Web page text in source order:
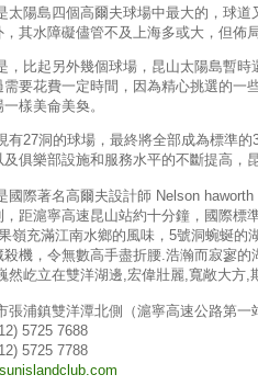
島四個高爾夫球場中最大的，球道
其水障礙儘管不及上海多或大，但佈
起另外幾個球場，昆山太陽島暫時
要花費一定時間，因為精心挑選的一
樣美侖美奐。
洞的球場，最終將全部成為標準的
俱樂部設施和服務水平的不斷提高，
著名高爾夫設計師 Nelson haworth
距滬寧高速昆山站約十分鐘，國際標
嶺充滿江南水鄉的風味，5號洞蜿蜒
機，令無數高手盡折腰.浩瀚而寂寥
然屹立在雙洋湖邊,宏偉壯麗,寬敞大方,
張浦鎮雙洋潭北側（滬寧高速公路第一
5725 7688
5725 7788